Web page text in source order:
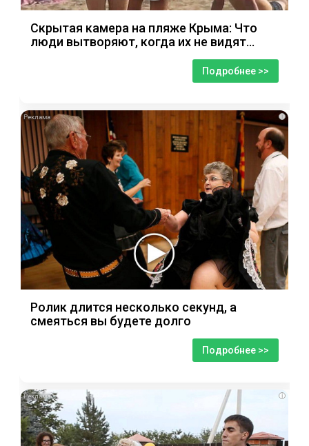
Скрытая камера на пляже Крыма: Что
люди вытворяют, когда их не видят...
Подробнее >>
i
Ролик длится несколько секунд, а
смеяться вы будете долго
Подробнее >>
i